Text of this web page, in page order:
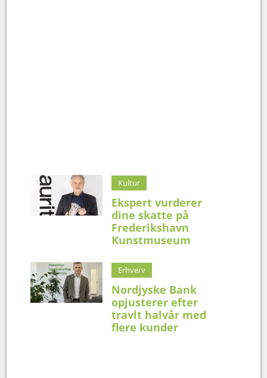
Kultur
Ekspert vurderer
dine skatte på
Frederikshavn
Kunstmuseum
Erhverv
Nordjyske Bank
opjusterer efter
travlt halvår med
flere kunder